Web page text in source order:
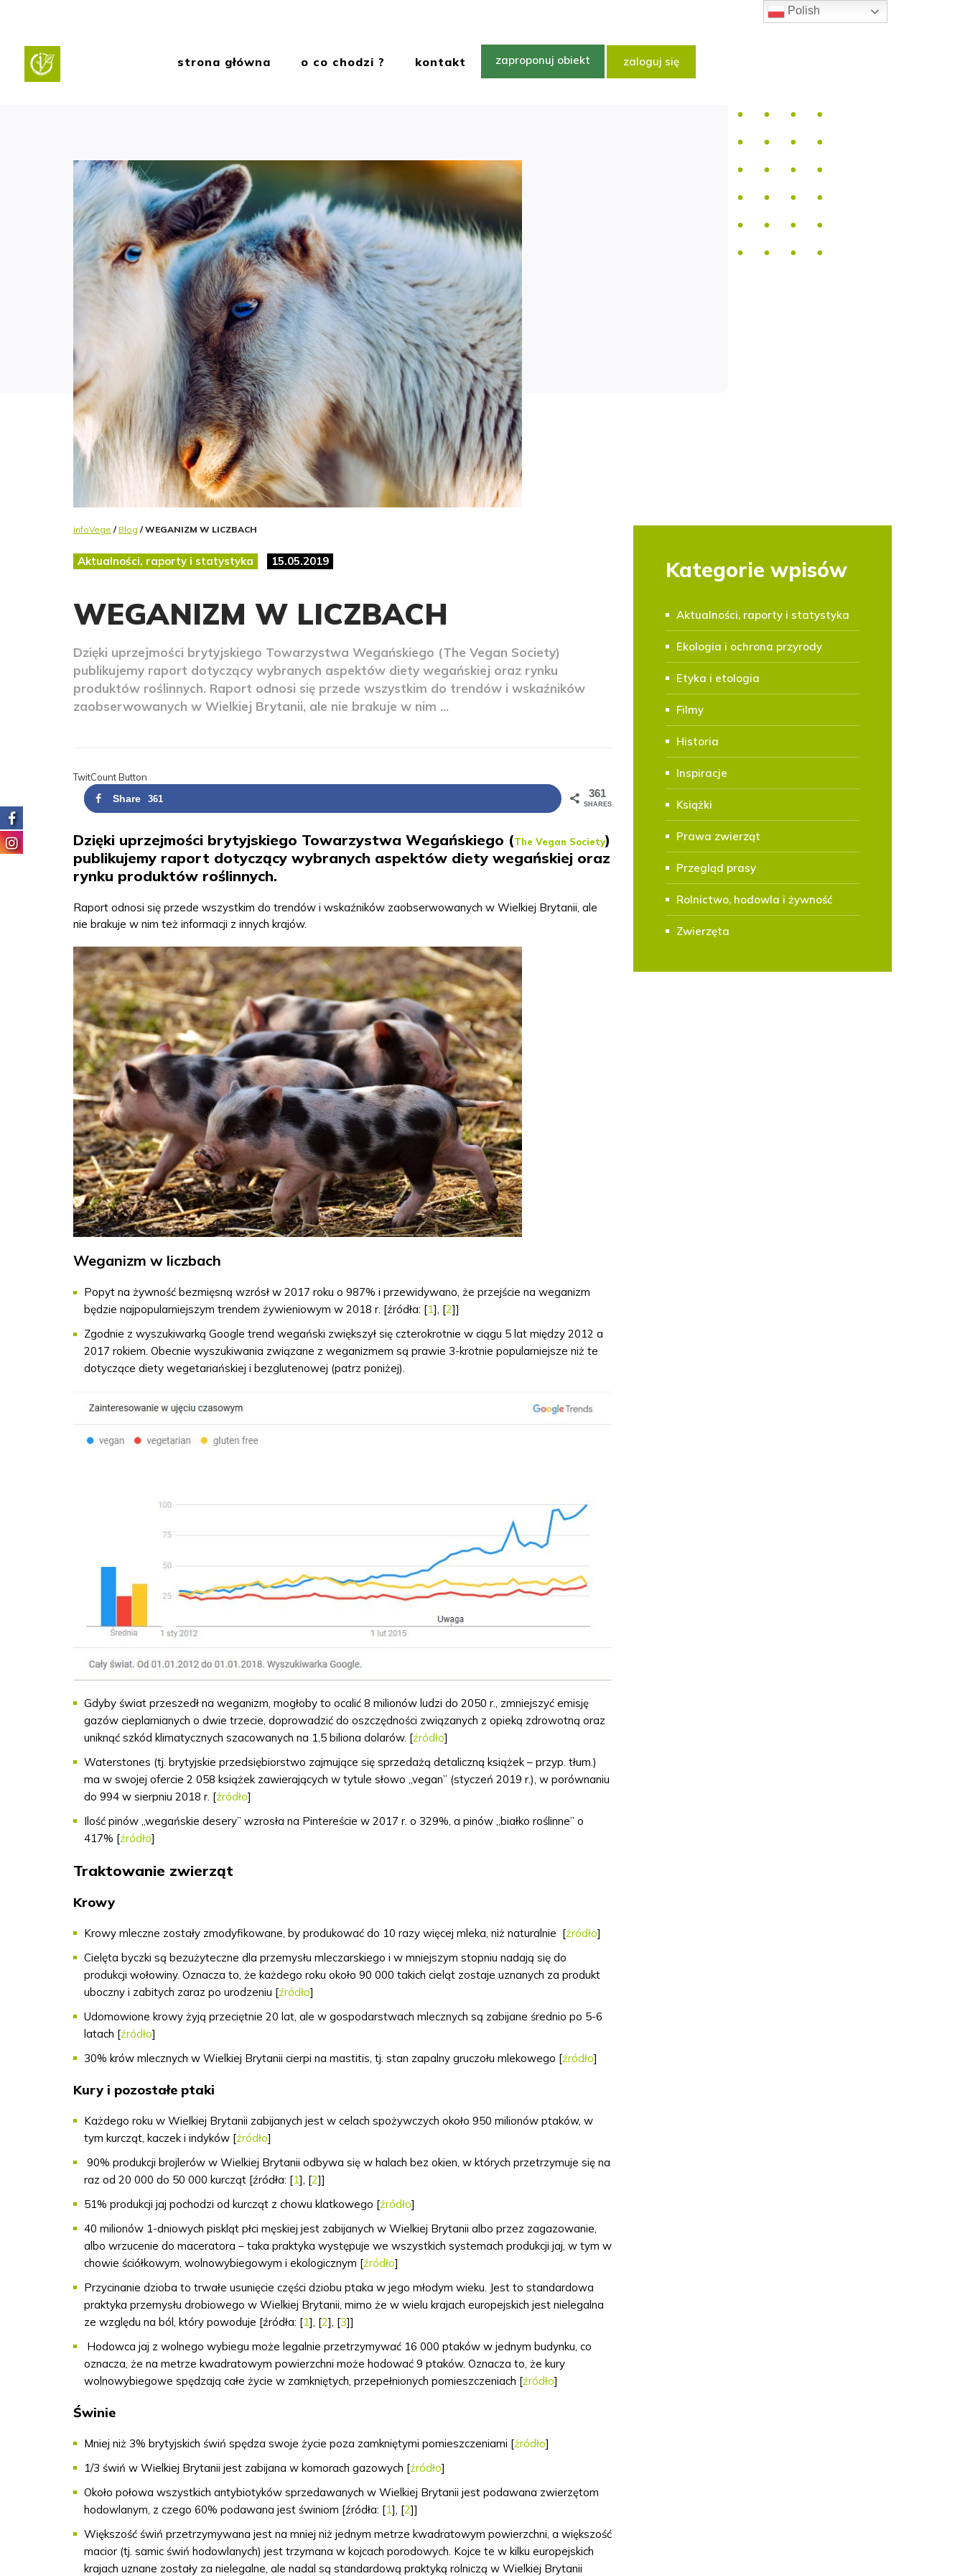
strona główna o co chodzi ? kontakt zaproponuj obiekt zaloguj się
infoVege / Blog / WEGANIZM W LICZBACH
Aktualności, raporty i statystyka 15.05.2019
WEGANIZM W LICZBACH
Dzięki uprzejmości brytyjskiego Towarzystwa Wegańskiego (The Vegan Society)
publikujemy raport dotyczący wybranych aspektów diety wegańskiej oraz rynku
produktów roślinnych. Raport odnosi się przede wszystkim do trendów i wskaźników
zaobserwowanych w Wielkiej Brytanii, ale nie brakuje w nim ...
TwitCount Button
Share
361 361
SHARES
Dzięki uprzejmości brytyjskiego Towarzystwa Wegańskiego (The Vegan Society)
publikujemy raport dotyczący wybranych aspektów diety wegańskiej oraz
rynku produktów roślinnych.
Raport odnosi się przede wszystkim do trendów i wskaźników zaobserwowanych w Wielkiej Brytanii, ale
nie brakuje w nim też informacji z innych krajów.
Weganizm w liczbach
Popyt na żywność bezmięsną wzrósł w 2017 roku o 987% i przewidywano, że przejście na weganizm
będzie najpopularniejszym trendem żywieniowym w 2018 r. [źródła: [1], [2]]
Zgodnie z wyszukiwarką Google trend wegański zwiększył się czterokrotnie w ciągu 5 lat między 2012 a
2017 rokiem. Obecnie wyszukiwania związane z weganizmem są prawie 3-krotnie popularniejsze niż te
dotyczące diety wegetariańskiej i bezglutenowej (patrz poniżej).
Gdyby świat przeszedł na weganizm, mogłoby to ocalić 8 milionów ludzi do 2050 r., zmniejszyć emisję
gazów cieplarnianych o dwie trzecie, doprowadzić do oszczędności związanych z opieką zdrowotną oraz
uniknąć szkód klimatycznych szacowanych na 1,5 biliona dolarów. [źródło]
Waterstones (tj. brytyjskie przedsiębiorstwo zajmujące się sprzedażą detaliczną książek – przyp. tłum.)
ma w swojej ofercie 2 058 książek zawierających w tytule słowo „vegan” (styczeń 2019 r.), w porównaniu
do 994 w sierpniu 2018 r. [źródło]
Ilość pinów „wegańskie desery” wzrosła na Pintereście w 2017 r. o 329%, a pinów „białko roślinne” o
417% [źródło]
Traktowanie zwierząt
Krowy
Krowy mleczne zostały zmodyfikowane, by produkować do 10 razy więcej mleka, niż naturalnie [źródło]
Cielęta byczki są bezużyteczne dla przemysłu mleczarskiego i w mniejszym stopniu nadają się do
produkcji wołowiny. Oznacza to, że każdego roku około 90 000 takich cieląt zostaje uznanych za produkt
uboczny i zabitych zaraz po urodzeniu [źródło]
Udomowione krowy żyją przeciętnie 20 lat, ale w gospodarstwach mlecznych są zabijane średnio po 5-6
latach [źródło]
30% krów mlecznych w Wielkiej Brytanii cierpi na mastitis, tj. stan zapalny gruczołu mlekowego [źródło]
Kury i pozostałe ptaki
Każdego roku w Wielkiej Brytanii zabijanych jest w celach spożywczych około 950 milionów ptaków, w
tym kurcząt, kaczek i indyków [źródło]
90% produkcji brojlerów w Wielkiej Brytanii odbywa się w halach bez okien, w których przetrzymuje się na
raz od 20 000 do 50 000 kurcząt [źródła: [1], [2]]
51% produkcji jaj pochodzi od kurcząt z chowu klatkowego [źródło]
40 milionów 1-dniowych piskląt płci męskiej jest zabijanych w Wielkiej Brytanii albo przez zagazowanie,
albo wrzucenie do maceratora – taka praktyka występuje we wszystkich systemach produkcji jaj, w tym w
chowie ściółkowym, wolnowybiegowym i ekologicznym [źródło]
Przycinanie dzioba to trwałe usunięcie części dziobu ptaka w jego młodym wieku. Jest to standardowa
praktyka przemysłu drobiowego w Wielkiej Brytanii, mimo że w wielu krajach europejskich jest nielegalna
ze względu na ból, który powoduje [źródła: [1], [2], [3]]
Hodowca jaj z wolnego wybiegu może legalnie przetrzymywać 16 000 ptaków w jednym budynku, co
oznacza, że ​​na metrze kwadratowym powierzchni może hodować 9 ptaków. Oznacza to, że kury
wolnowybiegowe spędzają całe życie w zamkniętych, przepełnionych pomieszczeniach [źródło]
Świnie
Mniej niż 3% brytyjskich świń spędza swoje życie poza zamkniętymi pomieszczeniami [źródło]
1/3 świń w Wielkiej Brytanii jest zabijana w komorach gazowych [źródło]
Około połowa wszystkich antybiotyków sprzedawanych w Wielkiej Brytanii jest podawana zwierzętom
hodowlanym, z czego 60% podawana jest świniom [źródła: [1], [2]]
Większość świń przetrzymywana jest na mniej niż jednym metrze kwadratowym powierzchni, a większość
macior (tj. samic świń hodowlanych) jest trzymana w kojcach porodowych. Kojce te w kilku europejskich
krajach uznane zostały za nielegalne, ale nadal są standardową praktyką rolniczą w Wielkiej Brytanii
Kategorie wpisów
Aktualności, raporty i statystyka
Ekologia i ochrona przyrody
Etyka i etologia
Filmy
Historia
Inspiracje
Książki
Prawa zwierząt
Przegląd prasy
Rolnictwo, hodowla i żywność
Zwierzęta
Polish